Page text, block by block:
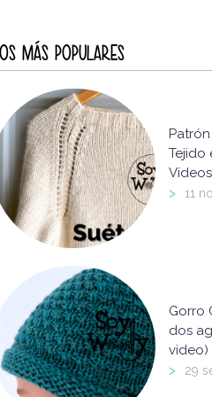
MÁS POPULARES
Tejido
Vídeos
> 11
Gorro
dos
video)
> 29